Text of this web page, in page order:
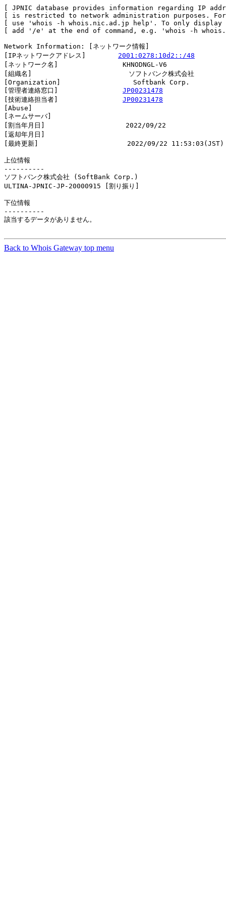
[ JPNIC database provides information regarding IP
[ is restricted to network administration purposes.
[ use 'whois -h whois.nic.ad.jp help'. To only
[ add '/e' at the end of command, e.g. 'whois -h
Network Information: [ネットワーク情報]
[IPネットワークアドレス] 2001:0278:10d2::/48
[ネットワーク名]                KHNODNGL-V6
[組織名]                        ソフトバンク株式会社
[Organization]                  Softbank Corp.
[管理者連絡窓口] JP00231478
[技術連絡担当者] JP00231478
[Abuse]
[ネームサーバ]
[割当年月日]                    2022/09/22
[返却年月日]
[最終更新]                      2022/09/22 11:53:03(JST)
上位情報
----------
ソフトバンク株式会社 (SoftBank Corp.)
ULTINA-JPNIC-JP-20000915 [割
下位情報
----------
該当するデータがありません。
Back to Whois Gateway top menu